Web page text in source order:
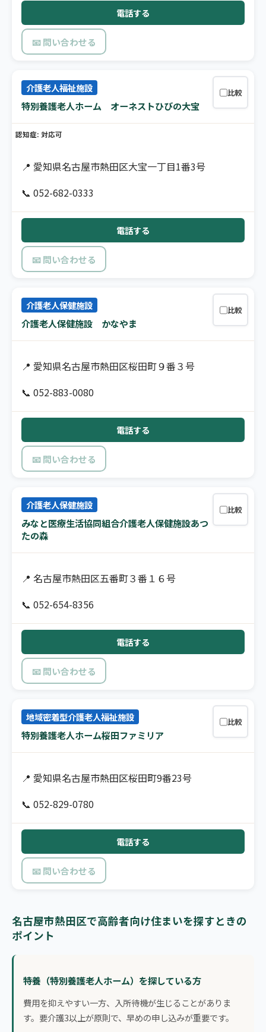
電話する
📧 問い合わせる
介護老人福祉施設
特別養護老人ホーム オーネストひびの大宝
認知症: 対応可
📍 愛知県名古屋市熱田区大宝一丁目1番3号
📞 052-682-0333
電話する
📧 問い合わせる
比較
介護老人保健施設
介護老人保健施設 かなやま
📍 愛知県名古屋市熱田区桜田町９番３号
📞 052-883-0080
電話する
📧 問い合わせる
比較
介護老人保健施設
みなと医療生活協同組合介護老人保健施設あつ
たの森
📍 名古屋市熱田区五番町３番１６号
📞 052-654-8356
電話する
📧 問い合わせる
比較
地域密着型介護老人福祉施設
特別養護老人ホーム桜田ファミリア
📍 愛知県名古屋市熱田区桜田町9番23号
📞 052-829-0780
電話する
📧 問い合わせる
比較
名古屋市熱田区で高齢者向け住まいを探すときの
ポイント
特養（特別養護老人ホーム）を探している方
費用を抑えやすい一方、入所待機が生じることがありま
す。要介護3以上が原則で、早めの申し込みが重要です。